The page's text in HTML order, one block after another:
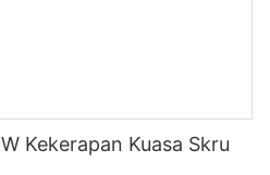
Kekerapan Kuasa Skru